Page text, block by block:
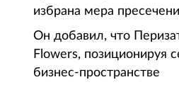
избрана мера
Он добавил, что
Flowers, позиционируя
бизнес-пространстве